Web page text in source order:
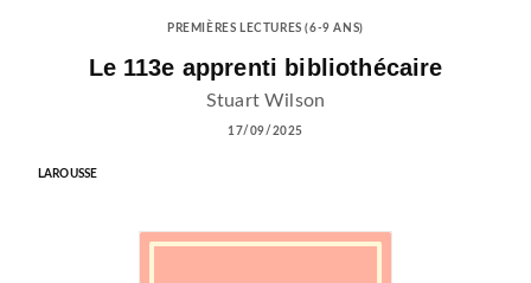
PREMIÈRES LECTURES (6-9 ANS)
Le 113e apprenti bibliothécaire
Stuart Wilson
17/09/2025
LAROUSSE